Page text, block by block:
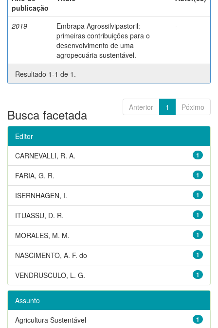
publicação
2019
Embrapa Agrossilvipastoril:
primeiras contribuições para o
desenvolvimento de uma
agropecuária sustentável.
-
Resultado 1-1 de 1.
Anterior 1 Póximo
Busca facetada
Editor
1
CARNEVALLI, R. A.
1
FARIA, G. R.
1
ISERNHAGEN, I.
1
ITUASSU, D. R.
1
MORALES, M. M.
1
NASCIMENTO, A. F. do
1
VENDRUSCULO, L. G.
Assunto
1
Agricultura Sustentável